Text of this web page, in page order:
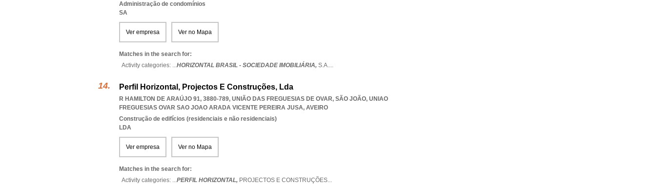
Administração de condomínios
SA
Ver empresa Ver no Mapa
Matches in the search for:
Activity categories: ...HORIZONTAL BRASIL - SOCIEDADE IMOBILIÁRIA, S.A....
Perfil Horizontal, Projectos E Construções, Lda
R HAMILTON DE ARAÚJO 91, 3880-789, UNIÃO DAS FREGUESIAS DE OVAR, SÃO JOÃO, UNIAO
FREGUESIAS OVAR SAO JOAO ARADA VICENTE PEREIRA JUSA, AVEIRO
Construção de edifícios (residenciais e não residenciais)
LDA
Ver empresa Ver no Mapa
Matches in the search for:
Activity categories: ...PERFIL HORIZONTAL, PROJECTOS E CONSTRUÇÕES...